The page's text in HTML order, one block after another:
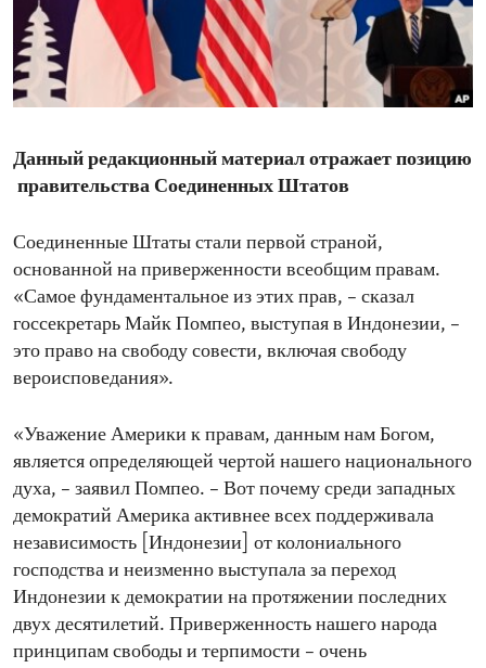
ENVIRONMENT AND HEALTH
IDEALS AND INSTITUTIONS
Данный редакционный материал отражает позицию
правительства Соединенных Штатов
Соединенные Штаты стали первой страной,
основанной на приверженности всеобщим правам.
«Самое фундаментальное из этих прав, – сказал
госсекретарь Майк Помпео, выступая в Индонезии, –
это право на свободу совести, включая свободу
вероисповедания».
«Уважение Америки к правам, данным нам Богом,
является определяющей чертой нашего национального
духа, – заявил Помпео. – Вот почему среди западных
демократий Америка активнее всех поддерживала
независимость [Индонезии] от колониального
господства и неизменно выступала за переход
Индонезии к демократии на протяжении последних
двух десятилетий. Приверженность нашего народа
принципам свободы и терпимости – очень